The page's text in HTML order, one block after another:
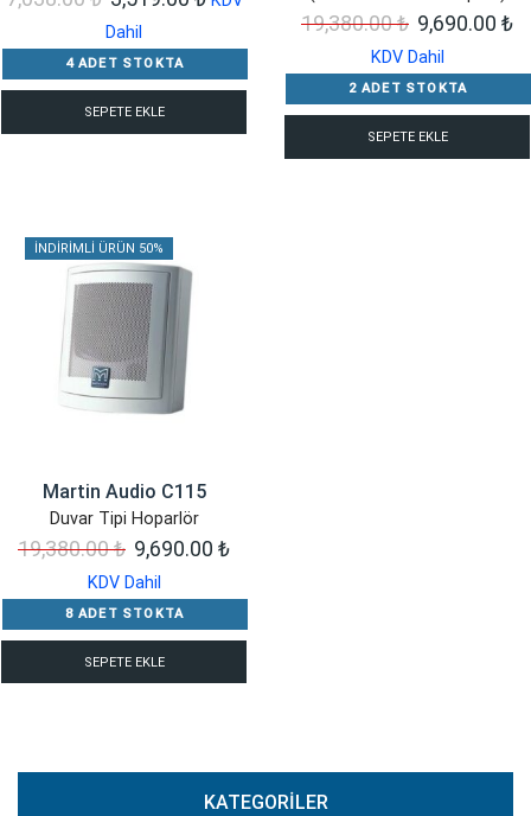
fiyat:
7,038.00 ₺.
3,519.00 ₺.
Dahil
4 ADET STOKTA
SEPETE EKLE
19,380.00₺ Orijinal
fiyat:
19,380.00 ₺.
9,690.00 ₺
KDV Dahil
2 ADET STOKTA
SEPETE EKLE
İNDIRIMLI ÜRÜN 50%
Martin Audio C115
Duvar Tipi Hoparlör
19,380.00₺ Orijinal
fiyat:
19,380.00 ₺.
9,690.00 ₺Şu
9,690.00 ₺.
KDV Dahil
8 ADET STOKTA
SEPETE EKLE
KATEGORILER